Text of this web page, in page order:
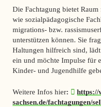
Die Fachtagung bietet
wie sozialpädagogische
migrations- bzw.
unterstützen können. Sie
Haltungen hilfreich sind,
ein und möchte Impulse für
Kinder- und Jugendhilfe
Weitere Infos hier:
https://
sachsen.de/fachtagungen/